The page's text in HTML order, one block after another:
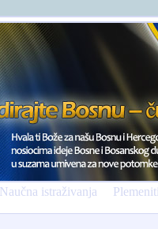
Naučna istraživanja